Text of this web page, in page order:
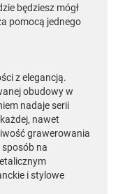
będziesz mógł
pomocą jednego
z elegancją.
obudowy w
nadaje serii
nawet
grawerowania
sposób na
i stylowe